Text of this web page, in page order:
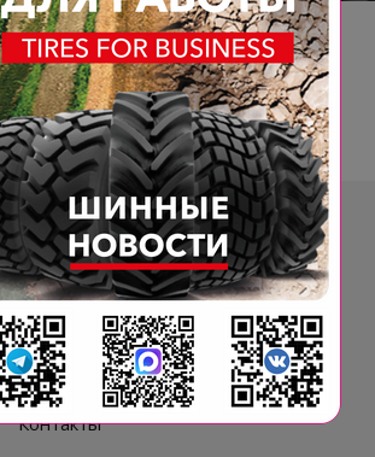
Возврат к списку
Главная
Компания
Шины BKT
Новости
Статьи
Контакты